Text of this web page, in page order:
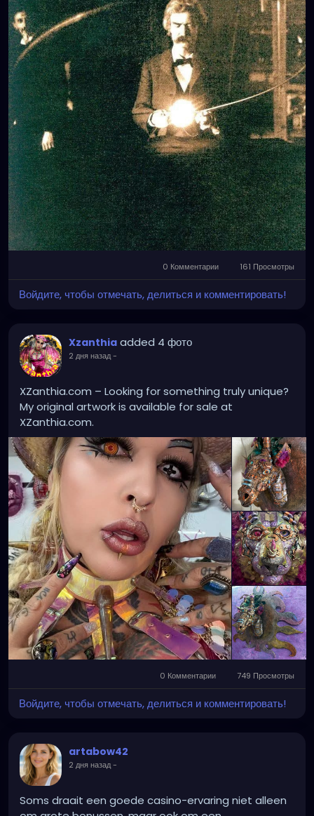
0 Комментарии 161 Просмотры
Войдите, чтобы отмечать, делиться и комментировать!
Xzanthia added 4 фото
2 дня назад-
XZanthia.com – Looking for something truly unique?
My original artwork is available for sale at
XZanthia.com.
0 Комментарии 749 Просмотры
Войдите, чтобы отмечать, делиться и комментировать!
artabow42
2 дня назад-
Soms draait een goede casino-ervaring niet alleen